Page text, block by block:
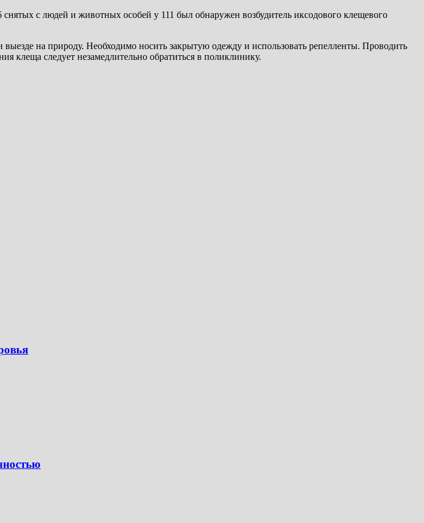
с людей и животных особей у 111 был обнаружен возбудитель иксодового клещевого
на природу. Необходимо носить закрытую одежду и использовать репелленты. Проводить
клеща следует незамедлительно обратиться в поликлинику.